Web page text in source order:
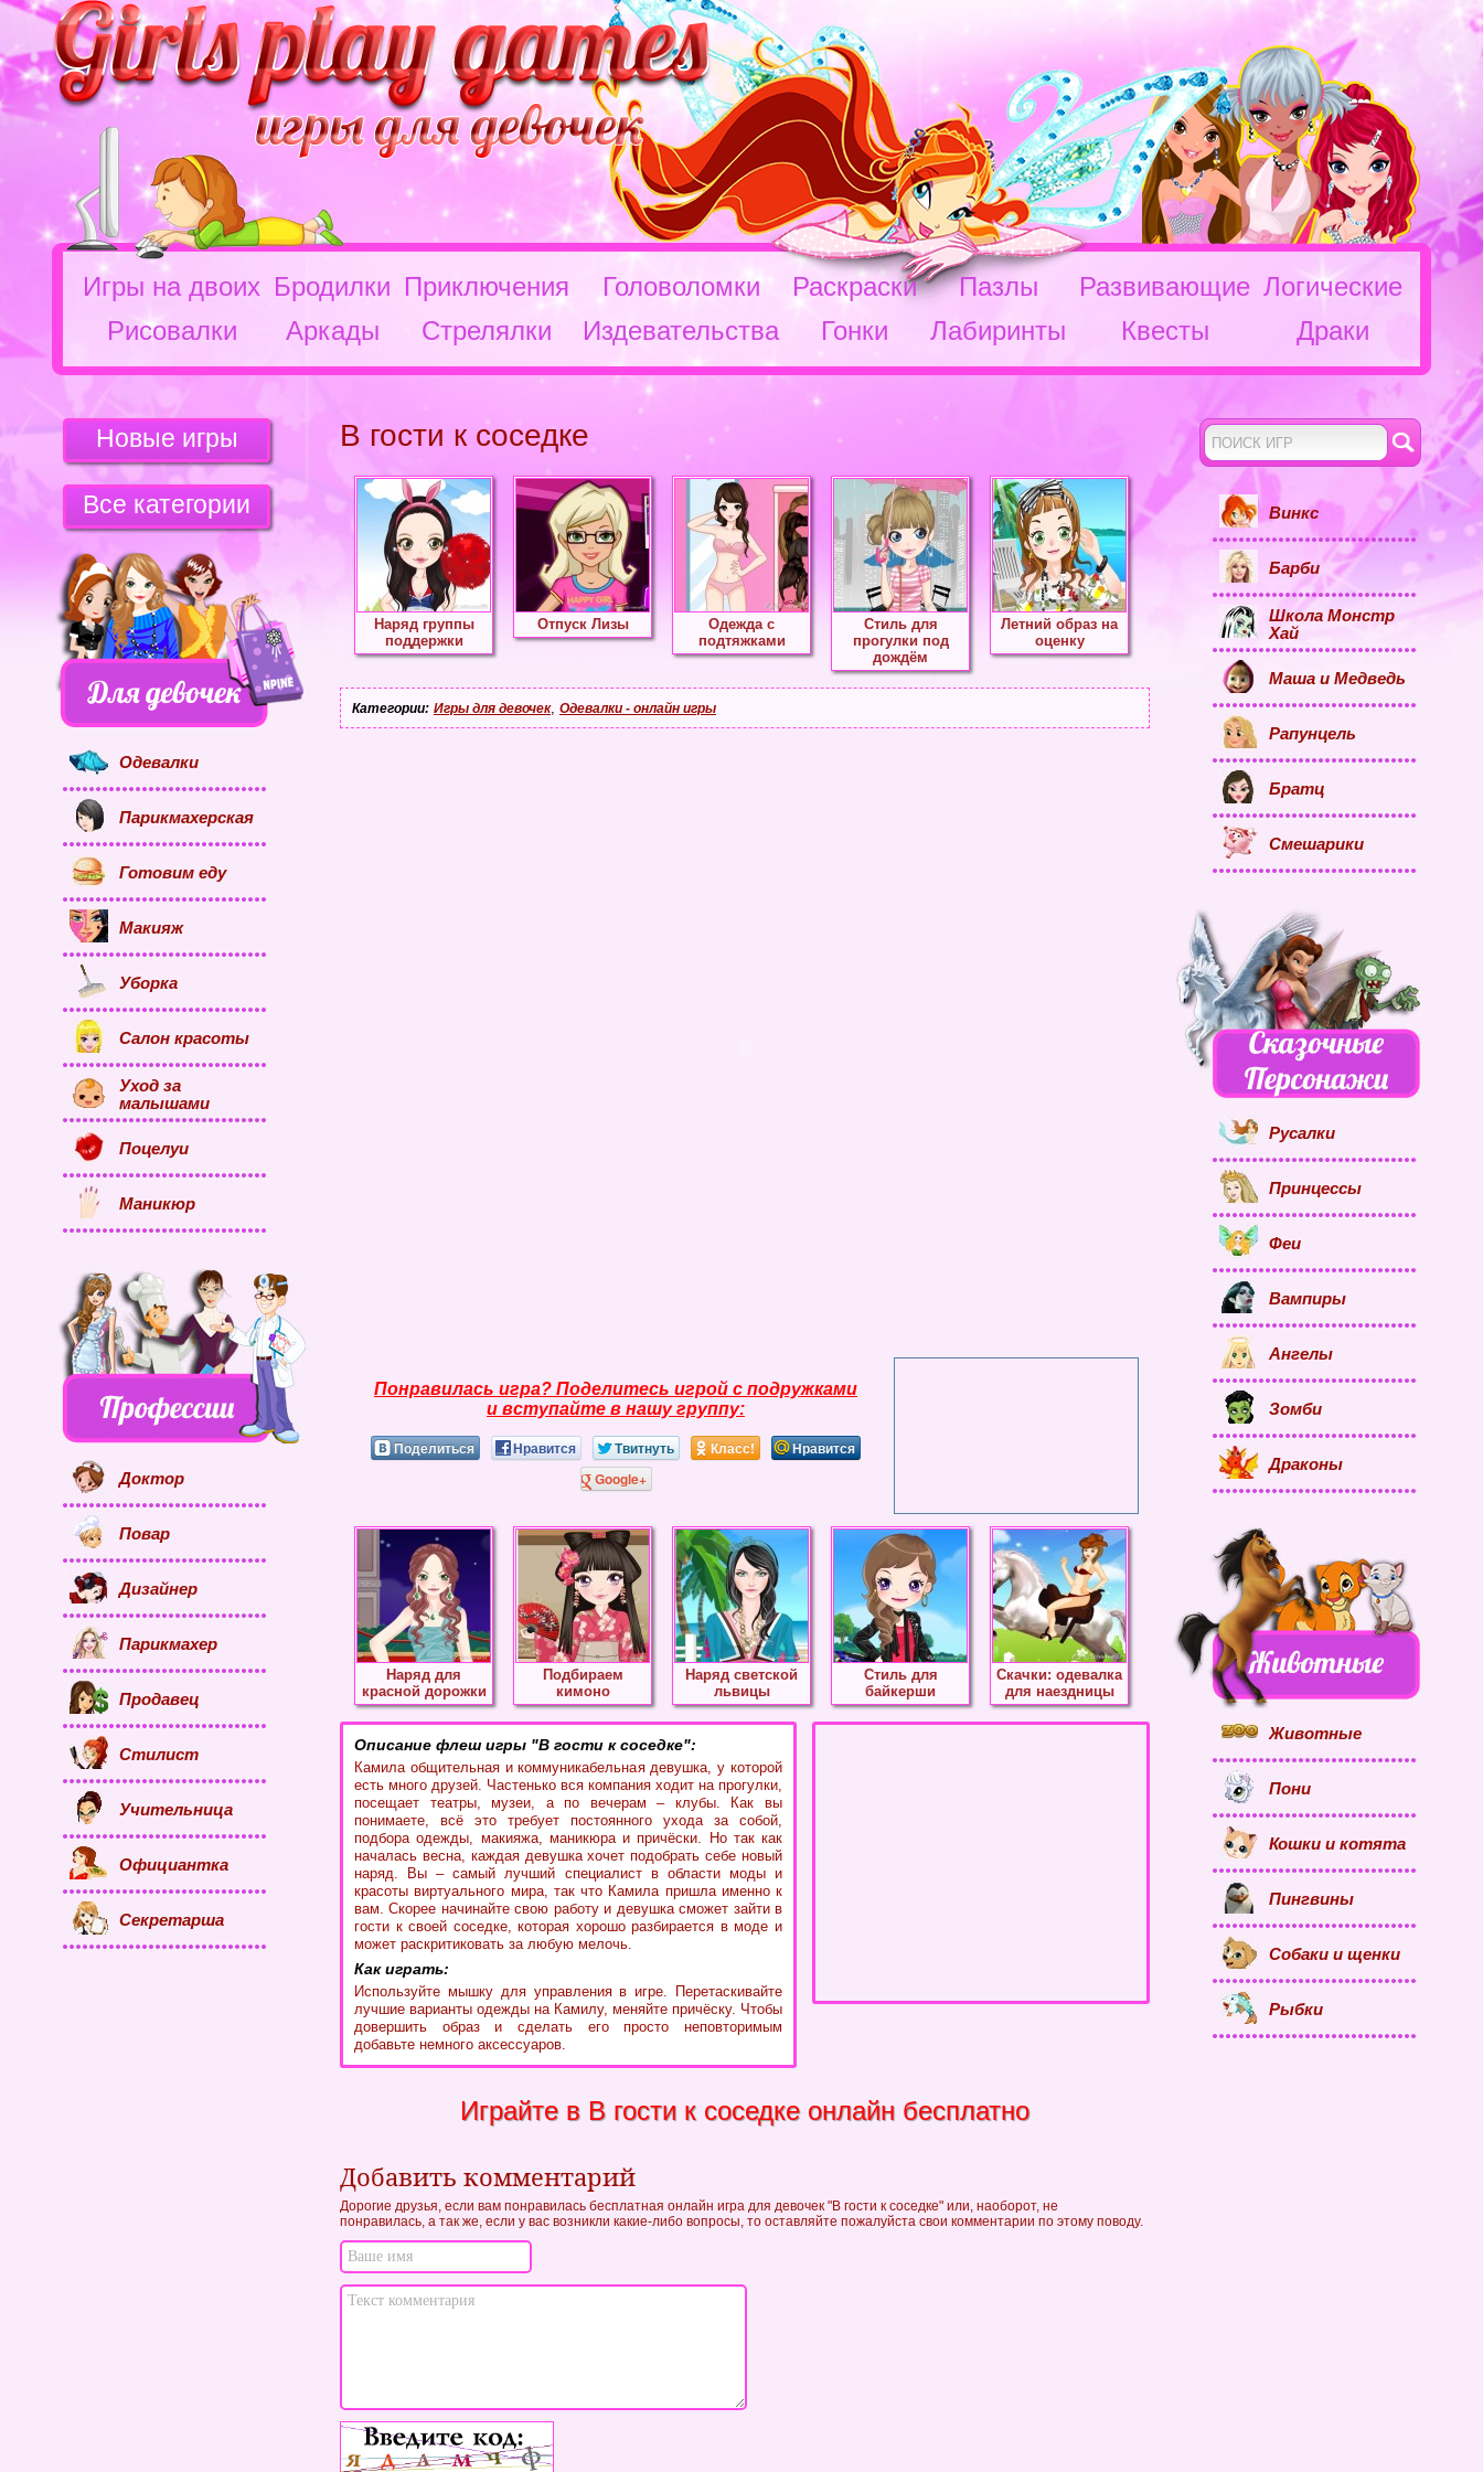
Игры на двоих Бродилки Приключения Головоломки Раскраски Пазлы Развивающие Логические
Рисовалки
Аркады Стрелялки Издевательства Гонки Лабиринты Квесты Драки
В гости к соседке
Наряд группы
поддержки
Отпуск Лизы
Одежда с
подтяжками
Стиль для
прогулки под
дождём
Летний образ на
оценку
Категории: Игры для девочек, Одевалки - онлайн игры
Понравилась игра? Поделитесь игрой с подружками
и вступайте в нашу группу:
Поделиться Нравится Твитнуть Класс!
Нравится
Google+
Наряд для
красной дорожки
Подбираем
кимоно
Наряд светской
львицы
Стиль для
байкерши
Скачки: одевалка
для наездницы
Описание флеш игры "В гости к соседке":
Камила общительная и коммуникабельная девушка, у которой
есть много друзей. Частенько вся компания ходит на прогулки,
посещает театры, музеи, а по вечерам – клубы. Как вы
понимаете, всё это требует постоянного ухода за собой,
подбора одежды, макияжа, маникюра и причёски. Но так как
началась весна, каждая девушка хочет подобрать себе новый
наряд. Вы – самый лучший специалист в области моды и
красоты виртуального мира, так что Камила пришла именно к
вам. Скорее начинайте свою работу и девушка сможет зайти в
гости к своей соседке, которая хорошо разбирается в моде и
может раскритиковать за любую мелочь.
Как играть:
Используйте мышку для управления в игре. Перетаскивайте
лучшие варианты одежды на Камилу, меняйте причёску. Чтобы
довершить образ и сделать его просто неповторимым
добавьте немного аксессуаров.
Играйте в В гости к соседке онлайн бесплатно
Добавить комментарий
Дорогие друзья, если вам понравилась бесплатная онлайн игра для девочек "В гости к соседке" или, наоборот, не
понравилась, а так же, если у вас возникли какие-либо вопросы, то оставляйте пожалуйста свои комментарии по этому поводу.
Новые игры
Все категории
Одевалки
Парикмахерская
Готовим еду
Макияж
Уборка
Салон красоты
Уход за
малышами
Поцелуи
Маникюр
Доктор
Повар
Дизайнер
Парикмахер
Продавец
Стилист
Учительница
Официантка
Секретарша
Винкс
Барби
Школа Монстр
Хай
Маша и Медведь
Рапунцель
Братц
Смешарики
Русалки
Принцессы
Феи
Вампиры
Ангелы
Зомби
Драконы
Животные
Пони
Кошки и котята
Пингвины
Собаки и щенки
Рыбки